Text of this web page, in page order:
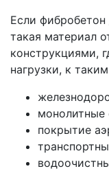
Если
такая материал
конструкциями,
нагрузки, к
монолитные
покрытие